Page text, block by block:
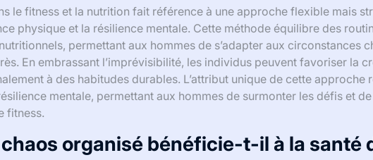
le fitness et la nutrition fait référence à une approche flexible mais
physique et la résilience mentale. Cette méthode équilibre des
permettant aux hommes de s’adapter aux circonstances
En embrassant l’imprévisibilité, les individus peuvent favoriser la
à des habitudes durables. L’attribut unique de cette approche
mentale, permettant aux hommes de surmonter les défis et
fitness.
organisé bénéficie-t-il à la santé